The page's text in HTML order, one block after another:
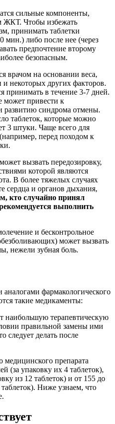
сильные компоненты,
ЖКТ. Чтобы избежать
принимать таблетки
мин.) либо после нее (через
предпочтение второму
безопасным.
врачом на основании веса,
и некоторых других факторов.
принимать в течение 3-7 дней.
может привести к
развитию синдрома отмены.
таблеток, которые можно
3 штуки. Чаще всего для
перед походом к
вызвать передозировку,
которой являются
В более тяжелых случаях
сердца и органов дыхания,
кто случайно принял
выполнить
и бесконтрольное
может вызвать
нежели зубная боль.
фармакологического
такие медикаменты:
наибольшую терапевтическую
правильной замены ими
следует делать после
медицинского препарата
(за упаковку их 4 таблеток),
из 12 таблеток) и от 155 до
Ниже узнаем, что